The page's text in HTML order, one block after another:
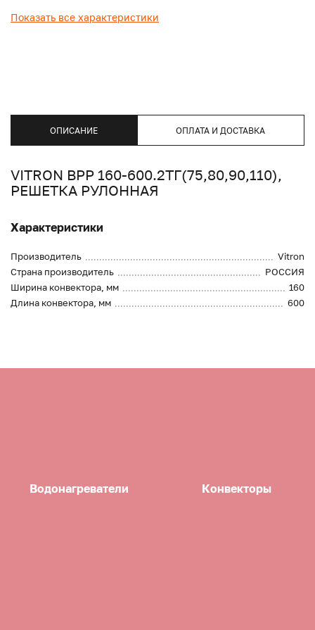
Показать все характеристики
ОПИСАНИЕ ОПЛАТА И ДОСТАВКА
VITRON ВРР 160-600.2ТГ(75,80,90,110),
РЕШЕТКА РУЛОННАЯ
Характеристики
Производитель
Vitron
Страна производитель
РОССИЯ
Ширина конвектора, мм
160
Длина конвектора, мм
600
Водонагреватели Конвекторы